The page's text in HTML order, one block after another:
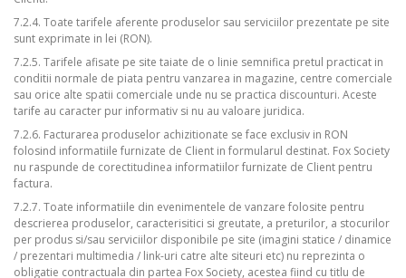
7.2.4. Toate tarifele aferente produselor sau serviciilor prezentate pe site
sunt exprimate in lei (RON).
7.2.5. Tarifele afisate pe site taiate de o linie semnifica pretul practicat in
conditii normale de piata pentru vanzarea in magazine, centre comerciale
sau orice alte spatii comerciale unde nu se practica discounturi. Aceste
tarife au caracter pur informativ si nu au valoare juridica.
7.2.6. Facturarea produselor achizitionate se face exclusiv in RON
folosind informatiile furnizate de Client in formularul destinat. Fox Society
nu raspunde de corectitudinea informatiilor furnizate de Client pentru
factura.
7.2.7. Toate informatiile din evenimentele de vanzare folosite pentru
descrierea produselor, caracterisitici si greutate, a preturilor, a stocurilor
per produs si/sau serviciilor disponibile pe site (imagini statice / dinamice
/ prezentari multimedia / link-uri catre alte siteuri etc) nu reprezinta o
obligatie contractuala din partea Fox Society, acestea fiind cu titlu de